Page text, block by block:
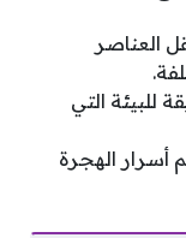
العناصر
للبيئة التي
أسرار الهجرة